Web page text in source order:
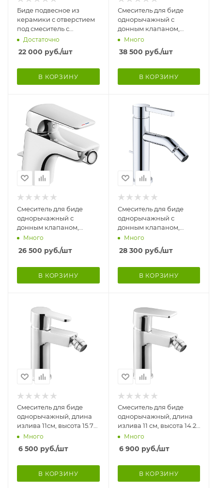
Биде подвесное из
керамики с отверстием
под смеситель с
переливом
(360х506х190), 23345
Достаточно
22 000 руб./шт
В КОРЗИНУ
Смеситель для биде
однорычажный с
донным клапаном,
белый матовый, высота
Много
38 500 руб./шт
В КОРЗИНУ
Смеситель для биде
однорычажный с
донным клапаном,
высота 149 мм 22257
Много
26 500 руб./шт
В КОРЗИНУ
Смеситель для биде
однорычажный с
донным клапаном,
высота 170 мм 22259
Много
28 300 руб./шт
В КОРЗИНУ
Смеситель для биде
однорычажный, длина
излива 11см, высота 15.7
см, 22180
Много
6 500 руб./шт
В КОРЗИНУ
Смеситель для биде
однорычажный, длина
излива 11 см, высота 14.2
см, 22177
Много
6 900 руб./шт
В КОРЗИНУ